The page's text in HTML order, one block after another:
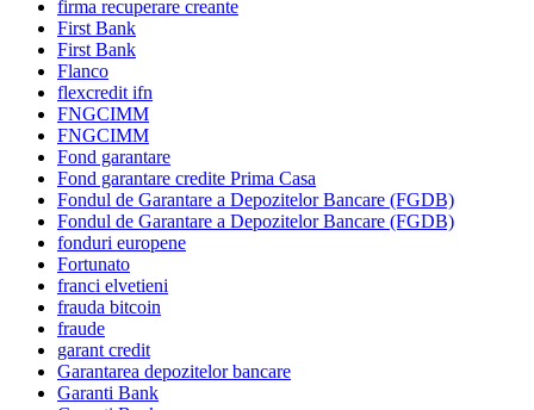
firma recuperare creante
First Bank
First Bank
Flanco
flexcredit ifn
FNGCIMM
FNGCIMM
Fond garantare
Fond garantare credite Prima Casa
Fondul de Garantare a Depozitelor Bancare (FGDB)
Fondul de Garantare a Depozitelor Bancare (FGDB)
fonduri europene
Fortunato
franci elvetieni
frauda bitcoin
fraude
garant credit
Garantarea depozitelor bancare
Garanti Bank